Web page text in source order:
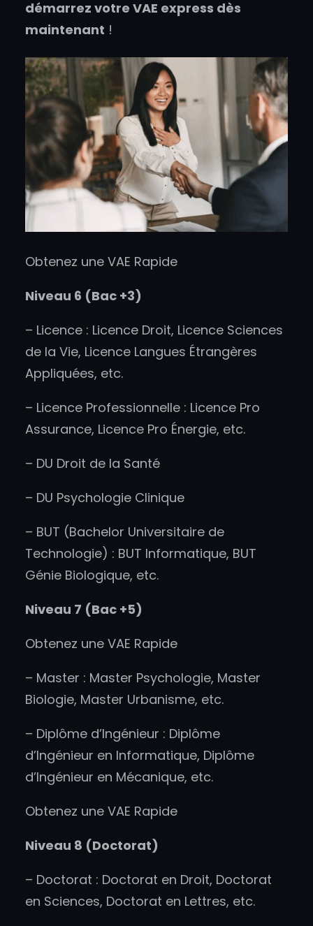
démarrez votre VAE express dès
maintenant !
Obtenez une VAE Rapide
Niveau 6 (Bac +3)
– Licence : Licence Droit, Licence Sciences
de la Vie, Licence Langues Étrangères
Appliquées, etc.
– Licence Professionnelle : Licence Pro
Assurance, Licence Pro Énergie, etc.
– DU Droit de la Santé
– DU Psychologie Clinique
– BUT (Bachelor Universitaire de
Technologie) : BUT Informatique, BUT
Génie Biologique, etc.
Niveau 7 (Bac +5)
Obtenez une VAE Rapide
– Master : Master Psychologie, Master
Biologie, Master Urbanisme, etc.
– Diplôme d’Ingénieur : Diplôme
d’Ingénieur en Informatique, Diplôme
d’Ingénieur en Mécanique, etc.
Obtenez une VAE Rapide
Niveau 8 (Doctorat)
– Doctorat : Doctorat en Droit, Doctorat
en Sciences, Doctorat en Lettres, etc.